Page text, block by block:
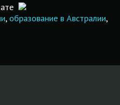
, образование в Австралии,